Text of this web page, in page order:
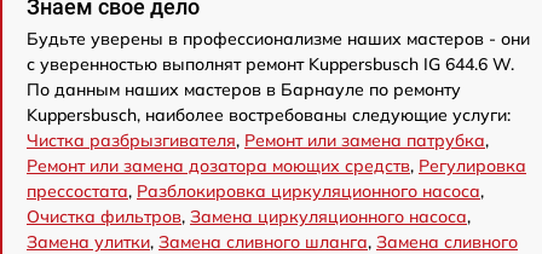
Знаем свое дело
Будьте уверены в профессионализме наших мастеров - они
с уверенностью выполнят ремонт Kuppersbusch IG 644.6 W.
По данным наших мастеров в Барнауле по ремонту
Kuppersbusch, наиболее востребованы следующие услуги:
Чистка разбрызгивателя, Ремонт или замена патрубка,
Ремонт или замена дозатора моющих средств, Регулировка
прессостата, Разблокировка циркуляционного насоса,
Очистка фильтров, Замена циркуляционного насоса,
Замена улитки, Замена сливного шланга, Замена сливного